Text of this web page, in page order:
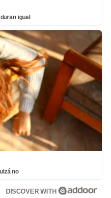
igual
no
DISCOVER WITH